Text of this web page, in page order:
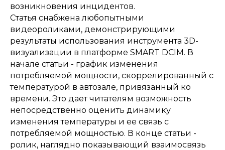
возникновения инцидентов.
Статья снабжена любопытными
видеороликами, демонстрирующими
результаты использования инструмента 3D-
визуализации в платформе SMART DCIM. В
начале статьи - график изменения
потребляемой мощности, скоррелированный с
температурой в автозале, привязанный ко
времени. Это дает читателям возможность
непосредственно оценить динамику
изменения температуры и ее связь с
потребляемой мощностью. В конце статьи -
ролик, наглядно показывающий взаимосвязь